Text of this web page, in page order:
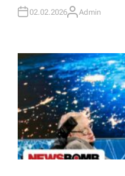
02.02.2026A
R
Admin